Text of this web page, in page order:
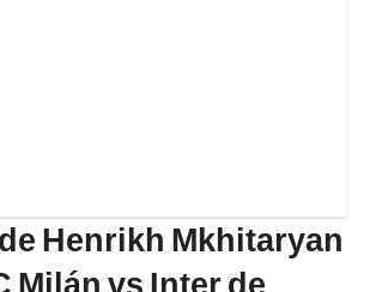
Henrikh Mkhitaryan
Milán vs Inter de